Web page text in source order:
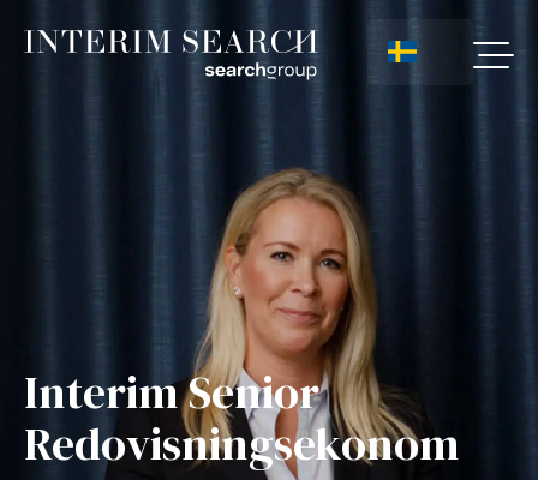
Interim Senior
Redovisningsekonom